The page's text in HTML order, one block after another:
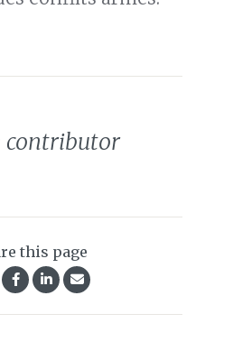
contributor
this page